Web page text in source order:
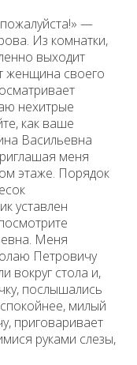
—
Из комнатки,
выходит
женщина своего
нехитрые
как ваше
Васильевна
меня
этаже. Порядок
уставлен
Меня
Петровичу
вокруг стола и,
послышались
милый
приговаривает
руками слезы,